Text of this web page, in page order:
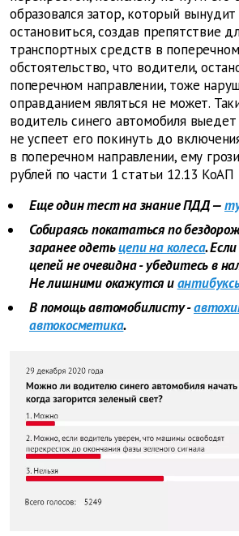
образовался затор, который
остановиться, создав препятствие
транспортных средств в
обстоятельство, что водители,
поперечном направлении, тоже
оправданием являться не может.
водитель синего автомобиля
не успеет его покинуть до
в поперечном направлении, ему
рублей по части 1 статьи 12.13
Еще один тест на знание ПДД —
Собираясь покататься по
заранее одетьцепи на колеса.
цепей не очевидна - убедитесь в
Не лишними окажутся и
В помощь автомобилисту -
автокосметика.